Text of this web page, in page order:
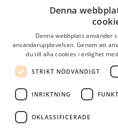
Logga in som företag
Lösenord
kom ihåg mig
logga in
Kostnadsfri företagsprofil
Denna
Denna webbplats använder
användarupplevelsen. Genom att
du till alla cookies i enlighet
STRIKT NÖDVÄNDIGT
INRIKTNING
OKLASSIFICERADE